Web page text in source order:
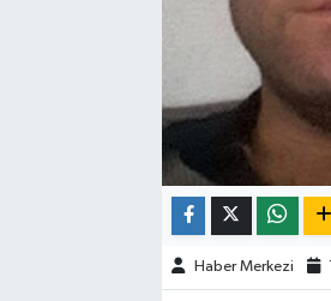
Haber Merkezi
KÜLTÜR-SANAT
ÖZEL HABER